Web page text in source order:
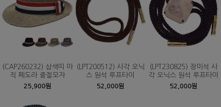
(CAP260232) 삼색띠 마
직 페도라 중절모자
25,900원
(LPT200512) 사각 오닉
스 원석 루프타이
52,000원
(LPT230825) 장미석 사
각 오닉스 원석 루프타이
52,000원